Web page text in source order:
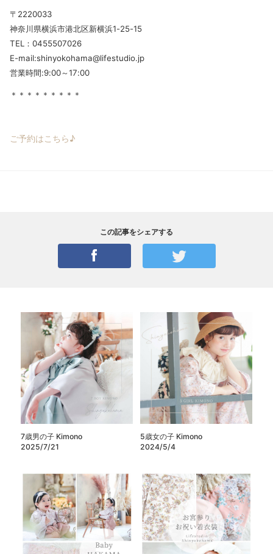
〒2220033
神奈川県横浜市港北区新横浜1-25-15
TEL：0455507026
E-mail:shinyokohama@lifestudio.jp
営業時間:9:00～17:00
＊＊＊＊＊＊＊＊＊
ご予約はこちら♪
この記事をシェアする
7歳男の子 Kimono
2025/7/21
5歳女の子 Kimono
2024/5/4